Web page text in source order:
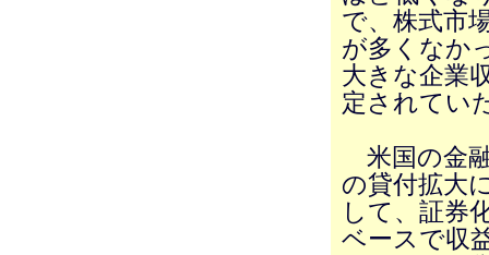
で、株式市
が多くなか
大きな企業
定されてい
米国の金
の貸付拡大
して、証券
ベースで収